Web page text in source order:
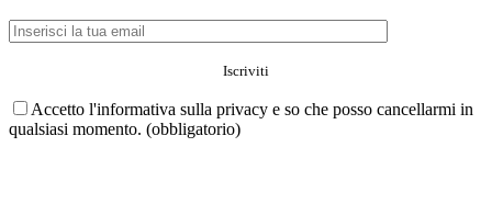
Accetto l'informativa sulla privacy e so che posso cancellarmi in
qualsiasi momento. (obbligatorio)